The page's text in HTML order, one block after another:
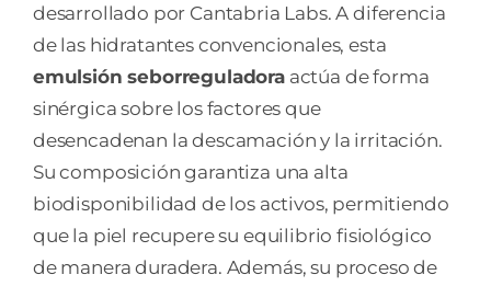
desarrollado por Cantabria Labs. A diferencia
de las hidratantes convencionales, esta
emulsión seborreguladoraactúa de forma
sinérgica sobre los factores que
desencadenan la descamación y la irritación.
Su composición garantiza una alta
biodisponibilidad de los activos, permitiendo
que la piel recupere su equilibrio fisiológico
de manera duradera. Además, su proceso de